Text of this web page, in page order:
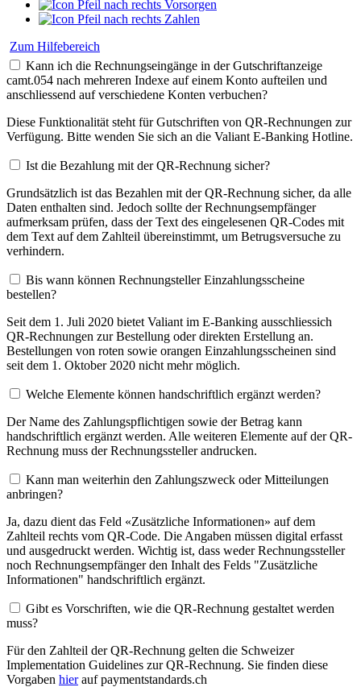
Vorsorgen
Zahlen
Zum Hilfebereich
Kann ich die Rechnungseingänge in der Gutschriftanzeige
camt.054 nach mehreren Indexe auf einem Konto aufteilen und
anschliessend auf verschiedene Konten verbuchen?
Diese Funktionalität steht für Gutschriften von QR-Rechnungen zur
Verfügung. Bitte wenden Sie sich an die Valiant E-Banking Hotline.
Ist die Bezahlung mit der QR-Rechnung sicher?
Grundsätzlich ist das Bezahlen mit der QR-Rechnung sicher, da alle
Daten enthalten sind. Jedoch sollte der Rechnungsempfänger
aufmerksam prüfen, dass der Text des eingelesenen QR-Codes mit
dem Text auf dem Zahlteil übereinstimmt, um Betrugsversuche zu
verhindern.
Bis wann können Rechnungsteller Einzahlungsscheine
bestellen?
Seit dem 1. Juli 2020 bietet Valiant im E-Banking ausschliessich
QR-Rechnungen zur Bestellung oder direkten Erstellung an.
Bestellungen von roten sowie orangen Einzahlungsscheinen sind
seit dem 1. Oktober 2020 nicht mehr möglich.
Welche Elemente können handschriftlich ergänzt werden?
Der Name des Zahlungspflichtigen sowie der Betrag kann
handschriftlich ergänzt werden. Alle weiteren Elemente auf der QR-
Rechnung muss der Rechnungssteller andrucken.
Kann man weiterhin den Zahlungszweck oder Mitteilungen
anbringen?
Ja, dazu dient das Feld «Zusätzliche Informationen» auf dem
Zahlteil rechts vom QR-Code. Die Angaben müssen digital erfasst
und ausgedruckt werden. Wichtig ist, dass weder Rechnungssteller
noch Rechnungsempfänger den Inhalt des Felds "Zusätzliche
Informationen" handschriftlich ergänzt.
Gibt es Vorschriften, wie die QR-Rechnung gestaltet werden
muss?
Für den Zahlteil der QR-Rechnung gelten die Schweizer
Implementation Guidelines zur QR-Rechnung. Sie finden diese
Vorgaben hierauf paymentstandards.ch